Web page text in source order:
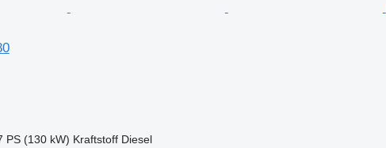
PS (130 kW) Kraftstoff Diesel